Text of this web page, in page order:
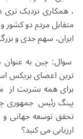
، همکاری نزدیک
متقابل مردم دو کشور
ایران، سهم جدی و
سوال: چین به
ترین اعضای
برای همه بشریت از
پینگ رئیس جمهوری
تحقق توسعه جهانی
ارزیابی می کنید؟